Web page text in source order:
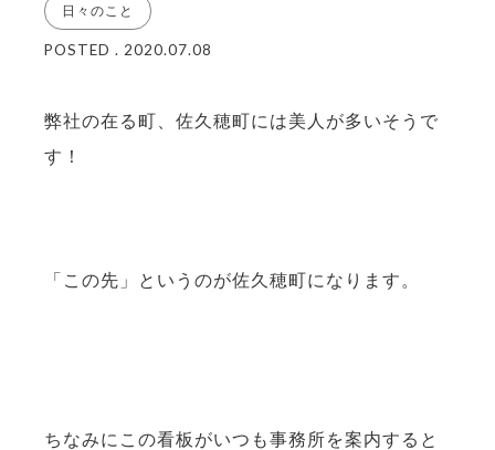
日々のこと
POSTED . 2020.07.08
弊社の在る町、佐久穂町には美人が多いそうで
す！
「この先」というのが佐久穂町になります。
ちなみにこの看板がいつも事務所を案内すると